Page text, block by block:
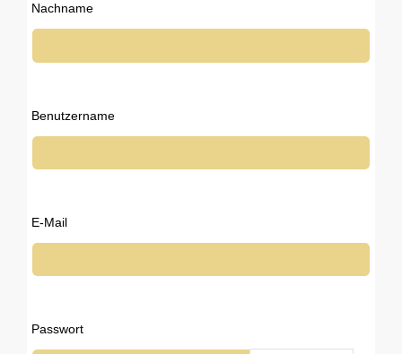
Nachname
Benutzername
E-Mail
Passwort